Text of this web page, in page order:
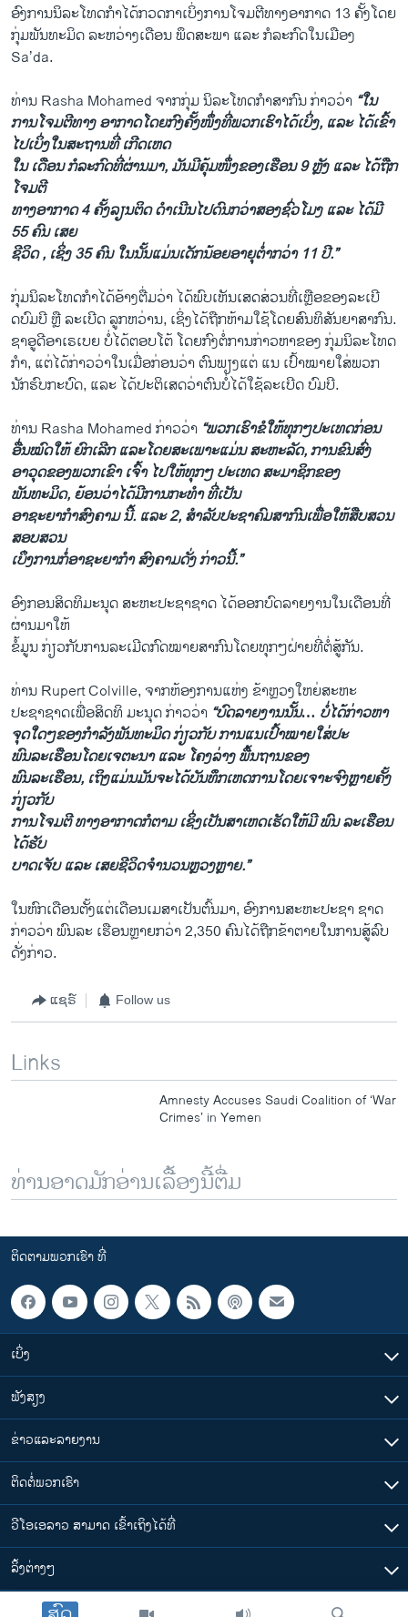
ອົງການນິລະໂທດກຳໄດ້ກວດກາເບິ່ງການໂຈມຕີທາງອາກາດ 13 ຄັ້ງໂດຍ
ກຸ່ມພັນທະມິດ ລະຫວ່າງເດືອນ ພຶດສະພາ ແລະ ກໍລະກົດໃນເມືອງ
Sa’da.
ທ່ານ Rasha Mohamed ຈາກກຸ່ມ ນິລະໂທດກຳສາກົນ ກ່າວວ່າ “ໃນ
ການໂຈມຕີທາງ ອາກາດໂດຍກົງຄັ້ງໜຶ່ງທີ່ພວກເຮົາໄດ້ເບິ່ງ, ແລະ ໄດ້ເຂົ້າ
ໄປເບິ່ງໃນສະຖານທີ່ ເກີດເຫດ
ໃນ ເດືອນ ກໍລະກົດທີ່ຜ່ານມາ, ມັນມີຄຸ້ມໜຶ່ງຂອງເຮືອນ 9 ຫຼັງ ແລະ ໄດ້ຖືກ
ໂຈມຕີ
ທາງອາກາດ 4 ຄັ້ງລຽນຕິດ ດຳເນີນໄປດົນກວ່າສອງຊົ່ວໂມງ ແລະ ໄດ້ມີ
55 ຄົນ ເສຍ
ຊີວິດ , ເຊິ່ງ 35 ຄົນ ໃນນັ້ນແມ່ນເດັກນ້ອຍອາຍຸຕ່ຳກວ່າ 11 ປີ.”
ກຸ່ມນິລະໂທດກຳໄດ້ອ້າງຕື່ມວ່າ ໄດ້ພົບເຫັນເສດສ່ວນທີ່ເຫຼືອຂອງລະເບີ
ດບົມບີ ຫຼື ລະເບີດ ລູກຫວ່ານ, ເຊິ່ງໄດ້ຖືກຫ້າມໃຊ້ໂດຍສົນທິສັນຍາສາກົນ.
ຊາອູດີອາເຣເບຍ ບໍ່ໄດ້ຕອບໂຕ້ ໂດຍກົງຕໍ່ການກ່າວຫາຂອງ ກຸ່ມນິລະໂທດ
ກຳ, ແຕ່ໄດ້ກ່າວວ່າໃນເມື່ອກ່ອນວ່າ ຕົນພຽງແຕ່ ແນ ເປົ້າໝາຍໃສ່ພວກ
ນັກຮົບກະບົດ, ແລະ ໄດ້ປະຕິເສດວ່າຕົນບໍ່ໄດ້ໃຊ້ລະເບີດ ບົມບີ.
ທ່ານ Rasha Mohamed ກ່າວວ່າ “ພວກເຮົາຂໍໃຫ້ທຸກໆປະເທດກ່ອນ
ອື່ນໝົດໃຫ້ ຍົກເລີກ ແລະໂດຍສະເພາະແມ່ນ ສະຫະລັດ, ການຂົນສົ່ງ
ອາວຸດຂອງພວກເຂົາ ເຈົ້າ ໄປໃຫ້ທຸກໆ ປະເທດ ສະມາຊິກຂອງ
ພັນທະມິດ, ຍ້ອນວ່າໄດ້ມີການກະທຳ ທີ່ເປັນ
ອາຊະຍາກຳສົງຄາມ ນີ້. ແລະ 2, ສຳລັບປະຊາຄົມສາກົນເພື່ອໃຫ້ສືບສວນ
ສອບສວນ
ເບ່ິງການກໍ່ອາຊະຍາກຳ ສົງຄາມດັ່ງ ກ່າວນີ້.”
ອົງກອນສິດທິມະນຸດ ສະຫະປະຊາຊາດ ໄດ້ອອກບົດລາຍງານໃນເດືອນທີ່
ຜ່ານມາໃຫ້
ຂໍ້ມູນ ກ່ຽວກັບການລະເມີດກົດໝາຍສາກົນໂດຍທຸກໆຝ່າຍທີ່ຕໍ່ສູ້ກັນ.
ທ່ານ Rupert Colville, ຈາກຫ້ອງການແຫ່ງ ຂ້າຫຼວງໃຫຍ່ສະຫະ
ປະຊາຊາດເພື່ອສິດທິ ມະນຸດ ກ່າວວ່າ “ບົດລາຍງານນັ້ນ… ບໍ່ໄດ້ກ່າວຫາ
ຈຸດໃດໆຂອງກຳລັງພັນທະມິດ ກ່ຽວກັບ ການແນເປົ້າໝາຍໃສ່ປະ
ພົນລະເຮືອນໂດຍເຈຕະນາ ແລະ ໂຄງລ່າງ ພື້ນຖານຂອງ
ພົນລະເຮືອນ, ເຖິງແມ່ນມັນຈະໄດ້ບັນທຶກເຫດການໂດຍເຈາະຈົງຫຼາຍຄັ້ງ
ກ່ຽວກັບ
ການໂຈມຕີ ທາງອາກາດກໍຕາມ ເຊິ່ງເປັນສາເຫດເຮັດໃຫ້ມີ ພົນ ລະເຮືອນ
ໄດ້ຮັບ
ບາດເຈັບ ແລະ ເສຍຊີວິດຈຳນວນຫຼວງຫຼາຍ.”
ໃນຫົກເດືອນຕັ້ງແຕ່ເດືອນເມສາເປັນຕົ້ນມາ, ອົງການສະຫະປະຊາ ຊາດ
ກ່າວວ່າ ພົນລະ ເຮືອນຫຼາຍກວ່າ 2,350 ຄົນໄດ້ຖືກຂ້າຕາຍໃນການສູ້ລົບ
ດັ່ງກ່າວ.
ແຊຣ໌ Follow us
Links
Amnesty Accuses Saudi Coalition of ‘War
Crimes’ in Yemen
ທ່ານອາດມັກອ່ານເລື້ອງນີ້ຕື່ມ
ຕິດຕາມພວກເຮົາ ທີ່
ເບິ່ງ
ຟັງສຽງ
ຂ່າວແລະລາຍງານ
ຕິດຕໍ່ພວກເຮົາ
ວີໂອເອລາວ ສາມາດ ເຂົ້າເຖິງໄດ້ທີ່
​ລິ້ງ​ຕ່າງໆ